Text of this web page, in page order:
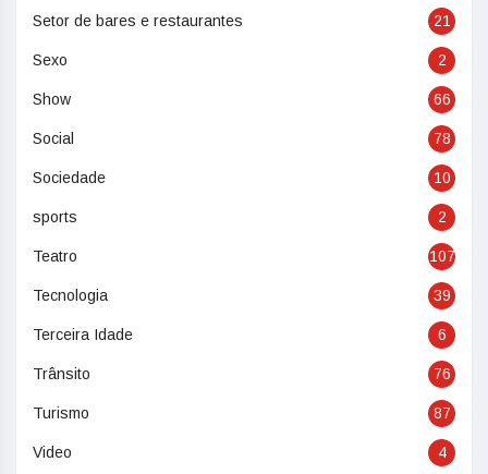
Setor de bares e restaurantes 21
Sexo 2
Show 66
Social 78
Sociedade 10
sports 2
Teatro 107
Tecnologia 39
Terceira Idade 6
Trânsito 76
Turismo 87
Video 4